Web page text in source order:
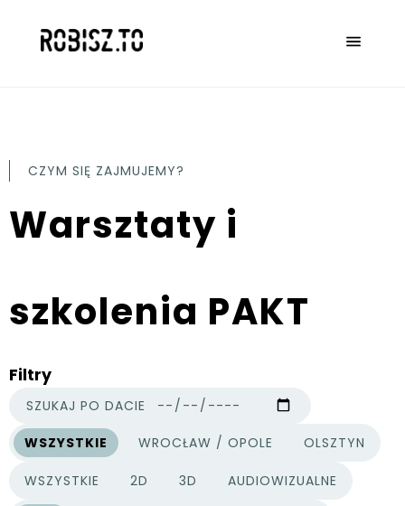
CZYM SIĘ ZAJMUJEMY?
Warsztaty i
szkolenia PAKT
Filtry
SZUKAJ PO DACIE
WSZYSTKIE
MIASTA
WROCŁAW / OPOLE OLSZTYN
WSZYSTKIE
KATEGORIE PROJEKTÓW
2D 3D AUDIOWIZUALNE